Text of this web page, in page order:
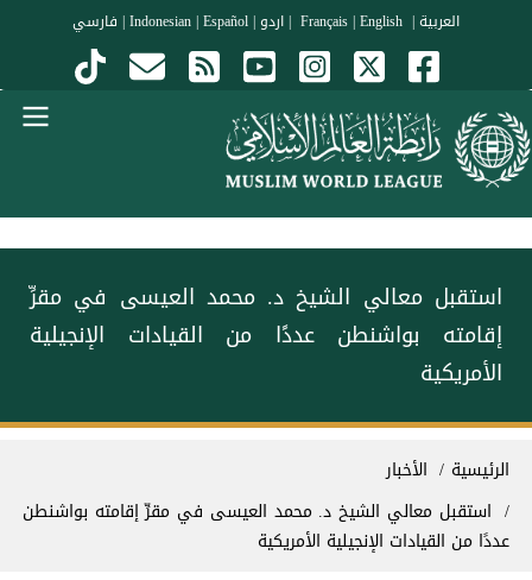
تجاوز إلى المحتوى الرئيسي
العربية|
|English
| اردو|
Indonesian |Español
| فارسي
استقبل معالي الشيخ د. محمد العيسى‬⁩ في مقرِّ
إقامته بواشنطن عددًا من القيادات الإنجيلية
الأمريكية
مسار التنقل
الرئيسية
الأخبار
استقبل معالي الشيخ د. محمد العيسى‬⁩ في مقرِّ إقامته بواشنطن
عددًا من القيادات الإنجيلية الأمريكية